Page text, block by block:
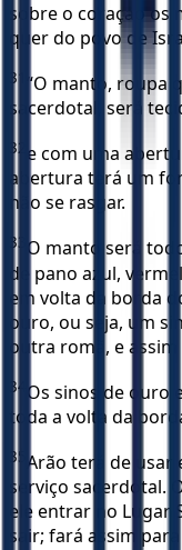
sobre o coração os
quer do povo de
31
“O manto, roupa
sacerdotal, será
32 e com uma
abertura terá um
não se rasgar.
33 O manto será
de pano azul,
em volta da borda
ouro, ou seja, um
outra romã, e
34 Os sinos de ouro
toda a volta da
35 Arão terá de
serviço sacerdotal.
ele entrar no Lugar
sair; fará assim